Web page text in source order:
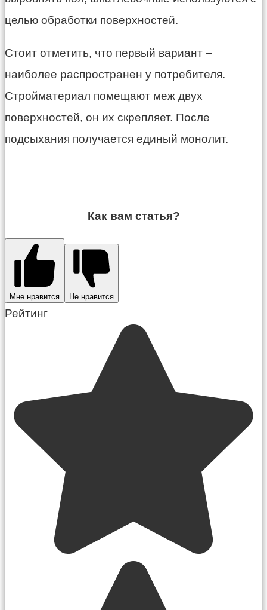
целью обработки поверхностей.
Стоит отметить, что первый вариант –
наиболее распространен у потребителя.
Стройматериал помещают меж двух
поверхностей, он их скрепляет. После
подсыхания получается единый монолит.
Как вам статья?
Мне нравится Не нравится
Рейтинг